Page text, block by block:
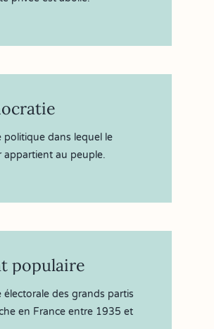
politique dans lequel le
appartient au peuple.
populaire
électorale des grands partis
en France entre 1935 et